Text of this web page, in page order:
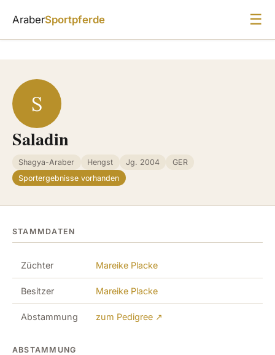
AraberSportpferde ☰
S
Saladin
Shagya-Araber Hengst Jg. 2004
GER
Sportergebnisse vorhanden
STAMMDATEN
Züchter Mareike Placke
Besitzer Mareike Placke
Abstammung zum Pedigree ↗
ABSTAMMUNG